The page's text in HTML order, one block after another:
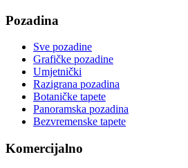
Pozadina
Sve pozadine
Grafičke pozadine
Umjetnički
Razigrana pozadina
Botaničke tapete
Panoramska pozadina
Bezvremenske tapete
Komercijalno